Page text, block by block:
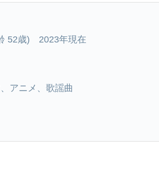
52歳) 2023年現在
アニメ、歌謡曲